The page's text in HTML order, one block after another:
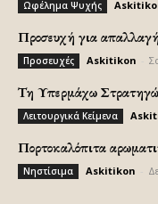
Ωφέλημα Ψυχής
Προσευχή για
Προσευχές Askitikon
Τη Υπερμάχω
Λειτουργικά Κείμενα
Πορτοκαλόπιτα
Νηστίσιμα Askitikon